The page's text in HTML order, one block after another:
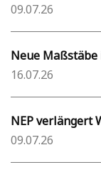
09.07.26
Neue
16.07.26
NEP verlängert
09.07.26